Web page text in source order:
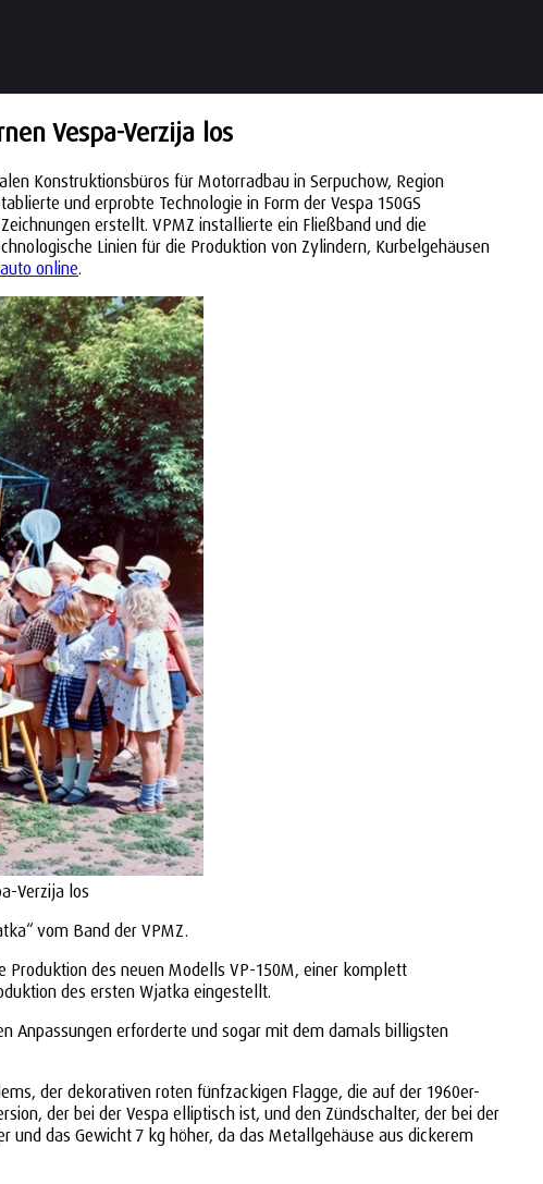
Vespa-Verzija los
Konstruktionsbüros für Motorradbau in Serpuchow, Region
und erprobte Technologie in Form der Vespa 150GS
erstellt. VPMZ installierte ein Fließband und die
Linien für die Produktion von Zylindern, Kurbelgehäusen
online.
Verzija los
vom Band der VPMZ.
Produktion des neuen Modells VP-150M, einer komplett
des ersten Wjatka eingestellt.
Anpassungen erforderte und sogar mit dem damals billigsten
der dekorativen roten fünfzackigen Flagge, die auf der 1960er-
der bei der Vespa elliptisch ist, und den Zündschalter, der bei der
das Gewicht 7 kg höher, da das Metallgehäuse aus dickerem